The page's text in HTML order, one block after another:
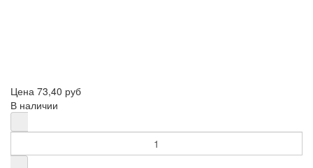
Цена 73,40 руб
В наличии